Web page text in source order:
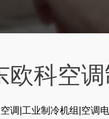
欧科空
调|工业制冷机组|空调